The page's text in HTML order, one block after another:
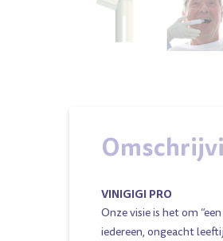
VINIGIGI PRO
Onze visie is het om
iedereen, ongeacht